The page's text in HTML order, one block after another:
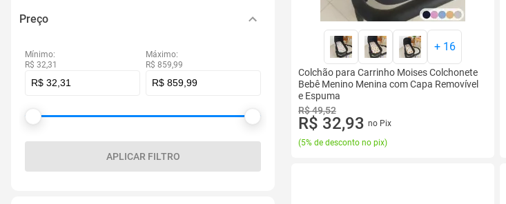
Preço
Mínimo:
R$ 32,31
Máximo:
R$ 859,99
APLICAR FILTRO
+ 16
Colchão para Carrinho Moises Colchonete
Bebê Menino Menina com Capa Removível
e Espuma
R$ 49,52
R$ 32,93 no Pix
(5% de desconto no pix)